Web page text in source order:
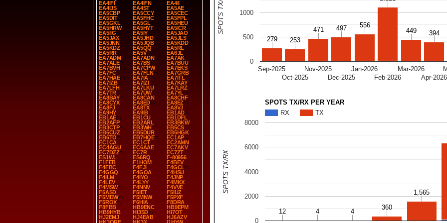
EA4IFI
EA4IFN
EA4II
EA4IJS
EA4ST
EA5AE
EA5CBP
EA5CCY
EA5CEC
EA5DIT
EA5FHC
EA5FPL
EA5GKL
EA5GL
EA5HEU
EA5HRW
EA5HYT
EA5ICR
EA5IIG
EA5IY
EA5JAO
EA5JAX
EA5JHD
EA5JLS
EA5JNN
EA5JQB
EA5KDD
EA5KDZ
EA5QQ
EA5RL
EA5RR
EA5V
EA6JL
EA7ADM
EA7ADN
EA7AK
EA7ALE
EA7BS
EA7BUU
EA7BVH
EA7CPW
EA7EKS
EA7FC
EA7FLN
EA7GRB
EA7HAE
EA7IA
EA7ITL
EA7IZB
EA7IZI
EA7KAY
EA7LFH
EA7LKU
EA7LRZ
EA7TR
EA7UW
EA7YL
EA8BAY
EA8CAN
EA8CHF
EA8CYX
EA8ED
EA8EZ
EA8FJ
EA8TX
EA8VJ
EA9HY
EA9IB
EB1AD
EB1AE
EB1CU
EB1DFL
EB2AFP
EB2ARL
EB3BKW
EB3CTP
EB3WH
EB5CS
EB5CUZ
EB5DUR
EB5HGK
EB6TO
EB7HQE
EC1AP
EC1CA
EC1CT
EC2AMN
EC4AGU
EC6AAE
EC7AKV
EC7DZZ
EC7R
EC7ZT
ES1WL
ES6RQ
F-80956
F1FEB
F1HOM
F4BEV
F4FBC
F4FJI
F4GCL
F4GGQ
F4GOA
F4HSU
F4ILM
F4IYO
F4JNP
F4LEV
F4LYY
F4MKX
F4MSW
F4NNV
F4VVE
F5ASD
F5IET
F5IUZ
F5MDW
F5MNW
F5PXF
F5ROX
F6HIA
F8DRA
F8FBB
HB9ENC
HB9EPM
HB9HYB
HI3SD
HI7OT
HJ2EMJ
HJ4EAB
HJ6AZV
Sep-2025
Oct-2025
Nov-2025
Dec-2025
Jan-2026
Feb-2026
Mar-2026
Apr-2026
0
500
1000
279
279 253
253
471
471 497
497 556
556
449
449 394
394
SPOTS TX/RX
SPOTS TX/RX PER YEAR
RX
TX
0
2000
4000
6000
8000
12
12 4
4 4
4
360
360
1,565
1,565
SPOTS TX/RX